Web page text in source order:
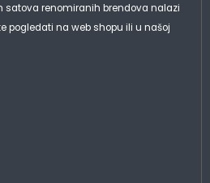
satova renomiranih brendova nalazi
pogledati na web shopu ili u našoj